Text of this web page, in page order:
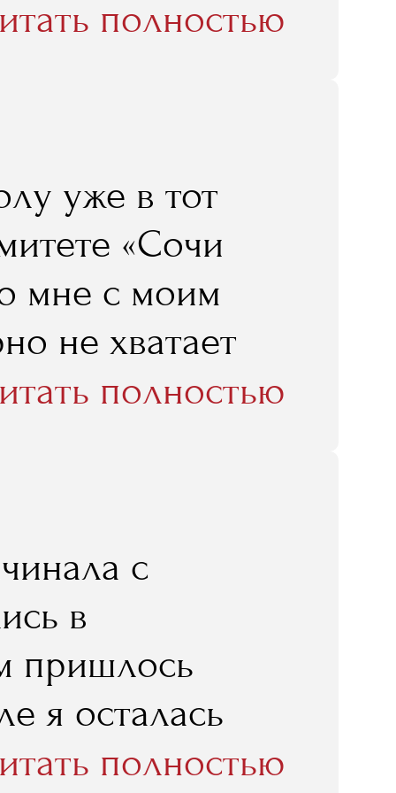
что я от
буду
я могу
и
что я провела
интересно. И
полностью
уже в тот
«Сочи
мне с моим
не хватает
был
Учеба в
эти
важные
полностью
с
в
пришлось
я осталась
полностью